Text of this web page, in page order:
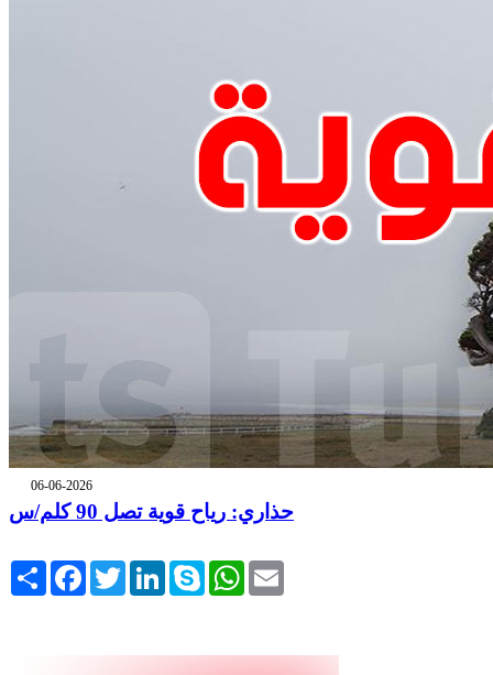
06-06-2026
حذاري: رياح قوية تصل 90 كلم/س
Share FacebookTwitterLinkedInSkype WhatsApp